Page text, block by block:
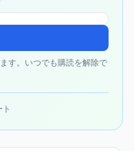
す。いつでも購読を解除で